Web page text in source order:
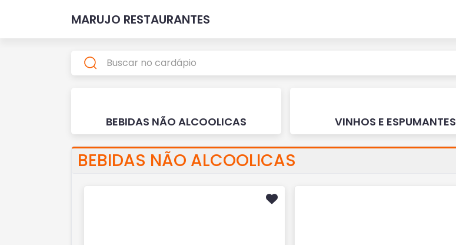
MARUJO RESTAURANTES
BEBIDAS NÃO ALCOOLICAS VINHOS E ESPUMANTES
BEBIDAS NÃO ALCOOLICAS